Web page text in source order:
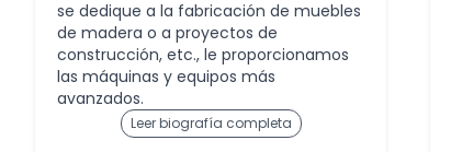
se dedique a la fabricación de muebles
de madera o a proyectos de
construcción, etc., le proporcionamos
las máquinas y equipos más
avanzados.
Leer biografía completa